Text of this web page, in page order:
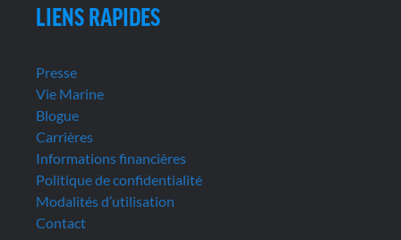
LIENS RAPIDES
Presse
Vie Marine
Blogue
Carrières
Informations financières
Politique de confidentialité
Modalités d’utilisation
Contact